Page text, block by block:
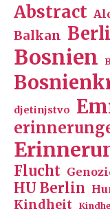
Abstract
Balkan
Bosnien
djetinjstvo
Flucht
HU Berlin
Kindheit